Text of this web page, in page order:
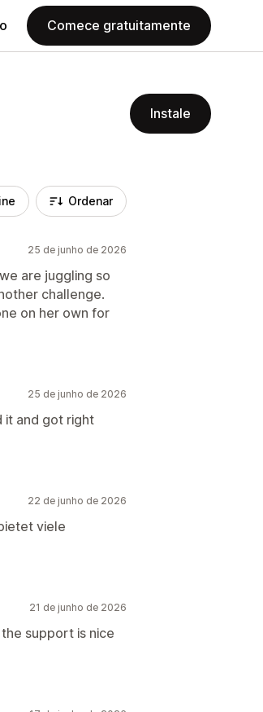
Comece gratuitamente
Instale
Ordenar
25 de junho de 2026
are juggling so
challenge.
on her own for
25 de junho de 2026
it and got right
22 de junho de 2026
viele
21 de junho de 2026
support is nice